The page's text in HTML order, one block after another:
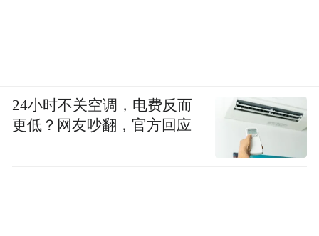
24小时不关空调，电费反而
更低？网友吵翻，官方回应